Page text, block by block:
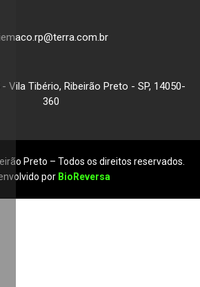
Vila Tibério, Ribeirão Preto - SP, 14050-
360
Preto – Todos os direitos reservados.
por BioReversa